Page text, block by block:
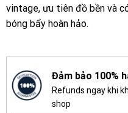
vintage, ưu tiên đồ bền và
bóng bẩy hoàn hảo.
Đảm bảo 100%
Refunds ngay khi
shop